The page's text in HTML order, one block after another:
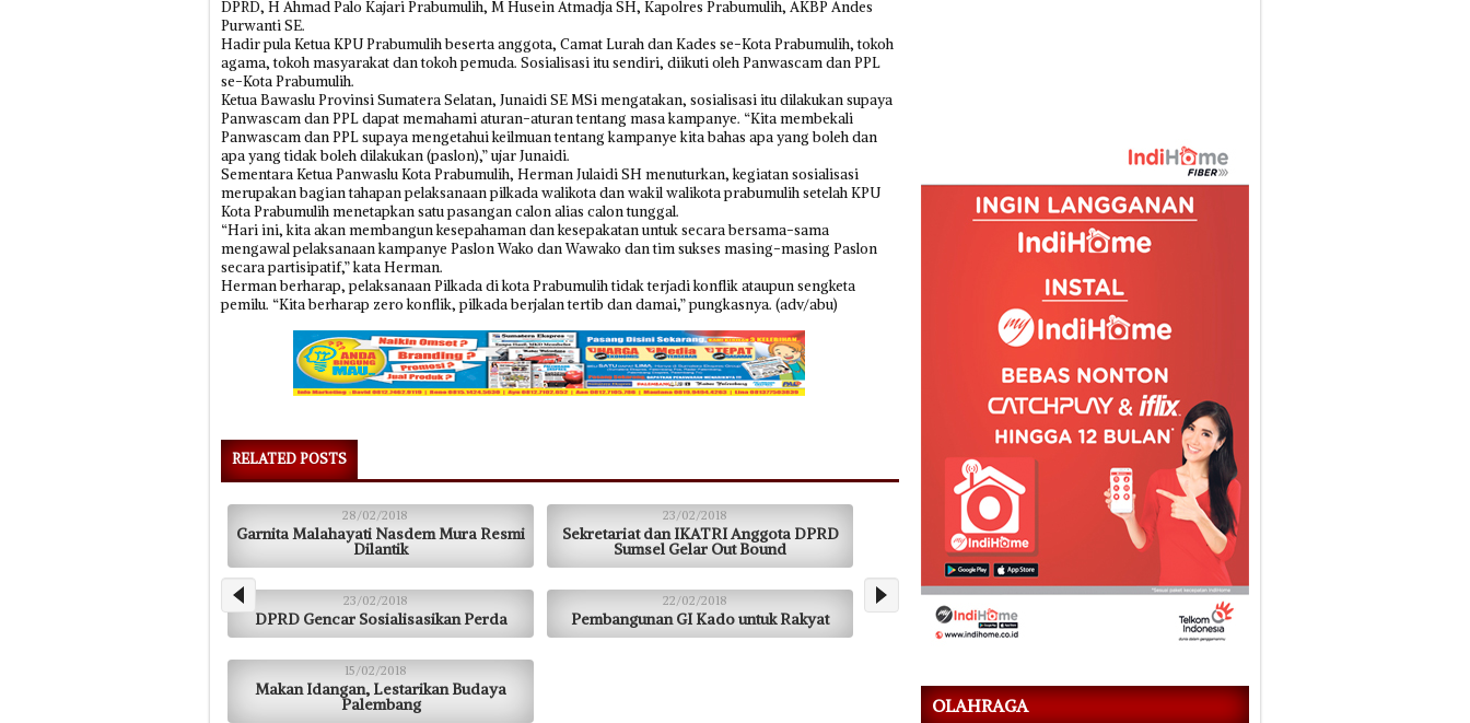
DPRD, H Ahmad Palo Kajari Prabumulih, M Husein Atmadja SH, Kapolres Prabumulih, AKBP Andes
Purwanti SE.
Hadir pula Ketua KPU Prabumulih beserta anggota, Camat Lurah dan Kades se-Kota Prabumulih, tokoh
agama, tokoh masyarakat dan tokoh pemuda. Sosialisasi itu sendiri, diikuti oleh Panwascam dan PPL
se-Kota Prabumulih.
Ketua Bawaslu Provinsi Sumatera Selatan, Junaidi SE MSi mengatakan, sosialisasi itu dilakukan supaya
Panwascam dan PPL dapat memahami aturan-aturan tentang masa kampanye. “Kita membekali
Panwascam dan PPL supaya mengetahui keilmuan tentang kampanye kita bahas apa yang boleh dan
apa yang tidak boleh dilakukan (paslon),” ujar Junaidi.
Sementara Ketua Panwaslu Kota Prabumulih, Herman Julaidi SH menuturkan, kegiatan sosialisasi
merupakan bagian tahapan pelaksanaan pilkada walikota dan wakil walikota prabumulih setelah KPU
Kota Prabumulih menetapkan satu pasangan calon alias calon tunggal.
“Hari ini, kita akan membangun kesepahaman dan kesepakatan untuk secara bersama-sama
mengawal pelaksanaan kampanye Paslon Wako dan Wawako dan tim sukses masing-masing Paslon
secara partisipatif,” kata Herman.
Herman berharap, pelaksanaan Pilkada di kota Prabumulih tidak terjadi konflik ataupun sengketa
pemilu. “Kita berharap zero konflik, pilkada berjalan tertib dan damai,” pungkasnya. (adv/abu)
RELATED POSTS
28/02/2018
Garnita Malahayati Nasdem Mura Resmi
Dilantik
23/02/2018
Sekretariat dan IKATRI Anggota DPRD
Sumsel Gelar Out Bound
23/02/2018
DPRD Gencar Sosialisasikan Perda
22/02/2018
Pembangunan GI Kado untuk Rakyat
15/02/2018
Makan Idangan, Lestarikan Budaya
Palembang OLAHRAGA